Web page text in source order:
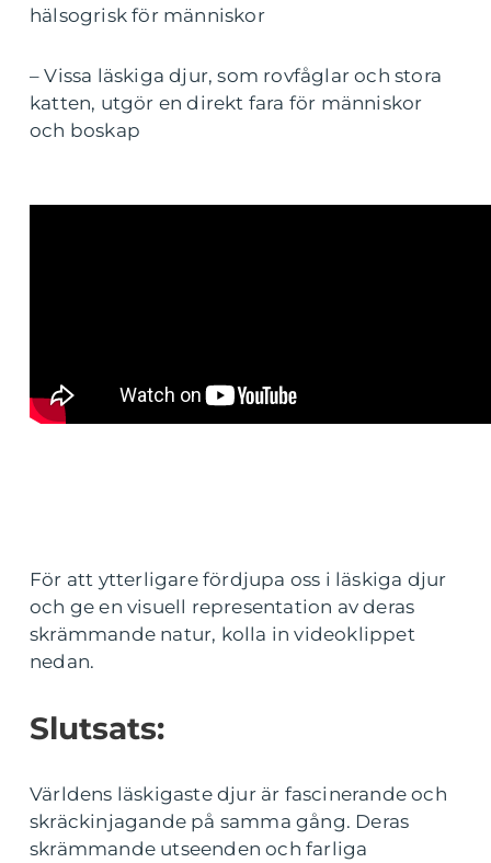
hälsogrisk för människor
– Vissa läskiga djur, som rovfåglar och stora
katten, utgör en direkt fara för människor
och boskap
För att ytterligare fördjupa oss i läskiga djur
och ge en visuell representation av deras
skrämmande natur, kolla in videoklippet
nedan.
Slutsats:
Världens läskigaste djur är fascinerande och
skräckinjagande på samma gång. Deras
skrämmande utseenden och farliga